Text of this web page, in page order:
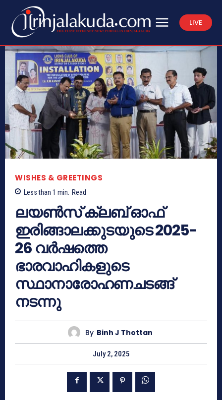
LIVE
WISHES & GREETINGS
Less than 1 min. Read
ലയൺസ് ക്ലബ് ഓഫ്
ഇരിങ്ങാലക്കുടയുടെ 2025-
26 വർഷത്തെ
ഭാരവാഹികളുടെ
സ്ഥാനാരോഹണചടങ്ങ്
നടന്നു
By Binh J Thottan
July 2, 2025